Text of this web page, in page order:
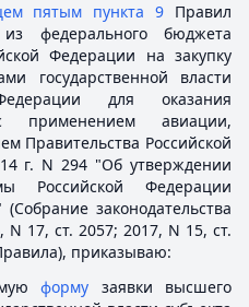
пятым пункта 9 Правил
из федерального бюджета
Федерации на закупку
государственной власти
для оказания
авиации,
Правительства Российской
г. N 294 "Об утверждении
Российской Федерации
законодательства
17, ст. 2057; 2017, N 15, ст.
приказываю:
форму заявки высшего